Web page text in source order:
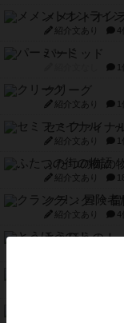
メメントオン
紹介文あり 4
パーミッド
クリーグ
紹介文あり
セミファイナ
紹介文あり
ふたつの街の
紹介文あり
クランク! ：冒
紹介文あり 4
とうほうの！
スターマイ